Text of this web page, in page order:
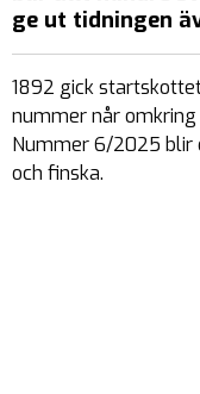
ge ut tidningen
1892 gick
nummer når omkring
Nummer 6/2025 blir
och finska.